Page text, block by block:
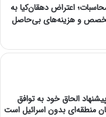
اعتراض دهقان‌کیا به
و هزینه‌های بی‌حاصل
الحاق خود به توافق
منطقه‌ای بدون اسرائیل است